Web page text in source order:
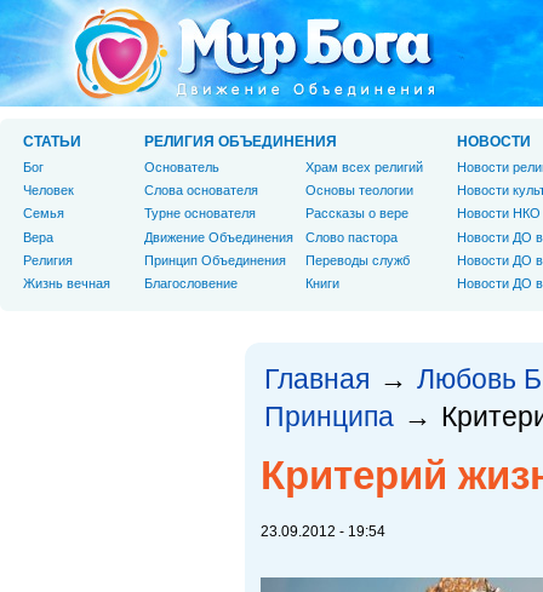
Главная → Любовь
Принципа →
Критерий
23.09.2012 - 19:54
СТАТЬИ
Бог
Человек
Cемья
Вера
Религия
Жизнь вечная
РЕЛИГИЯ ОБЪЕДИНЕНИЯ
Основатель
Слова основателя
Турне основателя
Движение Объединения
Принцип Объединения
Благословение
Храм всех религий
Основы теологии
Рассказы о вере
Слово пастора
Переводы служб
Книги
НОВОСТИ
Новости
Новости
Новости НКО
Новости ДО
Новости ДО
Новости ДО